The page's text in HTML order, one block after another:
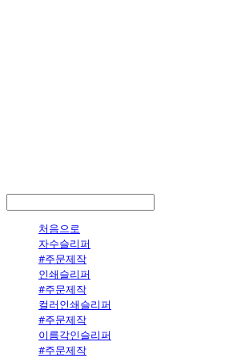
처음으로
자수슬리퍼
#주문제작
인쇄슬리퍼
#주문제작
컬러인쇄슬리퍼
#주문제작
이름각인슬리퍼
#주문제작